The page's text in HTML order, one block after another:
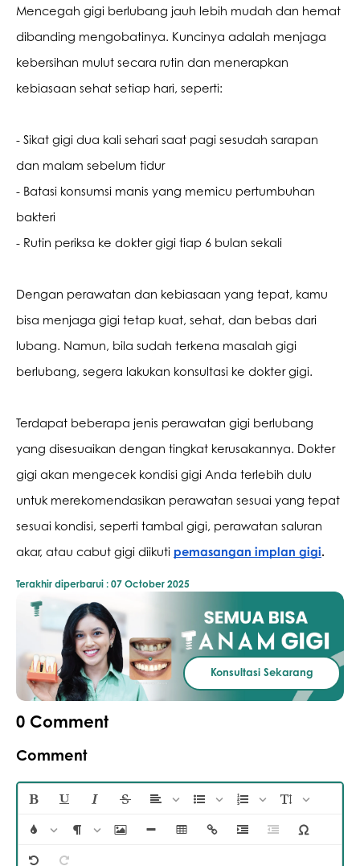
Mencegah gigi berlubang jauh lebih mudah dan hemat
dibanding mengobatinya. Kuncinya adalah menjaga
kebersihan mulut secara rutin dan menerapkan
kebiasaan sehat setiap hari, seperti:
- Sikat gigi dua kali sehari saat pagi sesudah sarapan
dan malam sebelum tidur
- Batasi konsumsi manis yang memicu pertumbuhan
bakteri
- Rutin periksa ke dokter gigi tiap 6 bulan sekali
Dengan perawatan dan kebiasaan yang tepat, kamu
bisa menjaga gigi tetap kuat, sehat, dan bebas dari
lubang. Namun, bila sudah terkena masalah gigi
berlubang, segera lakukan konsultasi ke dokter gigi.
Terdapat beberapa jenis perawatan gigi berlubang
yang disesuaikan dengan tingkat kerusakannya. Dokter
gigi akan mengecek kondisi gigi Anda terlebih dulu
untuk merekomendasikan perawatan sesuai yang tepat
sesuai kondisi, seperti tambal gigi, perawatan saluran
akar, atau cabut gigi diikuti pemasangan implan gigi.
Terakhir diperbarui : 07 October 2025
Konsultasi Sekarang
0 Comment
Comment